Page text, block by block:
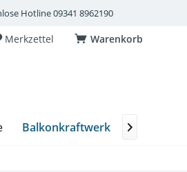
Hotline 09341 8962190
Warenkorb
Merkzettel
Balkonkraftwerk FAQ
